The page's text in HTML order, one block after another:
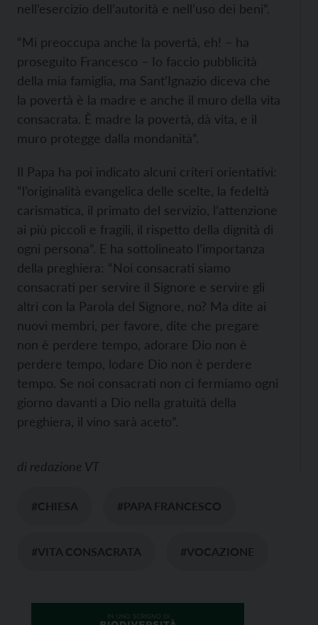
nell’esercizio dell’autorità e nell’uso dei beni”.
“Mi preoccupa anche la povertà, eh! – ha
proseguito Francesco – Io faccio pubblicità
della mia famiglia, ma Sant’Ignazio diceva che
la povertà è la madre e anche il muro della vita
consacrata. È madre la povertà, dà vita, e il
muro protegge dalla mondanità”.
Il Papa ha poi indicato alcuni criteri orientativi:
“l’originalità evangelica delle scelte, la fedeltà
carismatica, il primato del servizio, l’attenzione
ai più piccoli e fragili, il rispetto della dignità di
ogni persona”. E ha sottolineato l’importanza
della preghiera: “Noi consacrati siamo
consacrati per servire il Signore e servire gli
altri con la Parola del Signore, no? Ma dite ai
nuovi membri, per favore, dite che pregare
non è perdere tempo, adorare Dio non è
perdere tempo, lodare Dio non è perdere
tempo. Se noi consacrati non ci fermiamo ogni
giorno davanti a Dio nella gratuità della
preghiera, il vino sarà aceto”.
di redazione VT
#CHIESA #PAPA FRANCESCO
#VITA CONSACRATA #VOCAZIONE